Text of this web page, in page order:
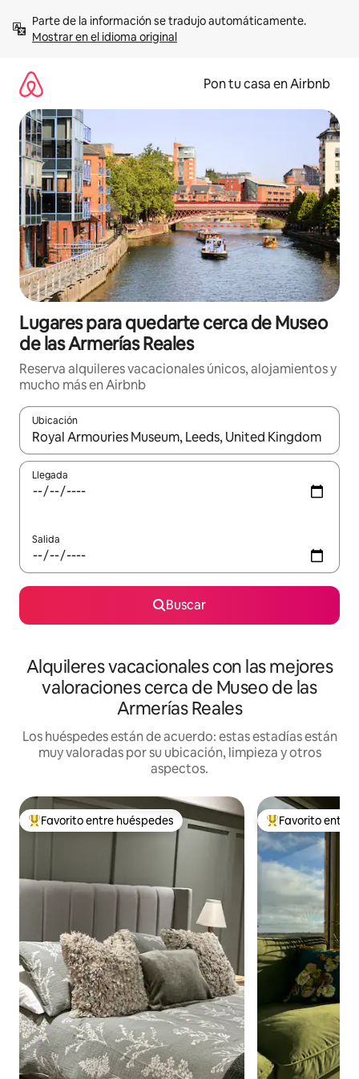
contenidoMostrar en el idioma original
Pon tu casa en Airbnb
Lugares para quedarte cerca de Museo
de las Armerías Reales
Reserva alquileres vacacionales únicos, alojamientos y
mucho más en Airbnb
Ubicación
Cuando los resultados estén disponibles, navega con las
Llegada
Salida
Buscar
Alquileres vacacionales con las mejores
valoraciones cerca de Museo de las
Armerías Reales
Los huéspedes están de acuerdo: estas estadías están
muy valoradas por su ubicación, limpieza y otros
aspectos.
Favorito entre huéspedes preferido
Favorito entre huéspedes Favorito entre
Favorito entre